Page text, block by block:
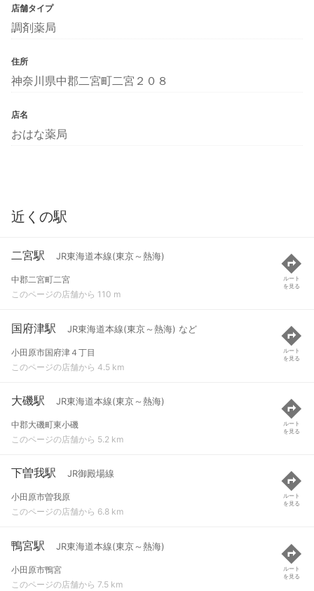
店舗タイプ
調剤薬局
住所
神奈川県中郡二宮町二宮２０８
店名
おはな薬局
近くの駅
二宮駅 JR東海道本線(東京～熱海)
中郡二宮町二宮
このページの店舗から 110 m
ルート
を見る
国府津駅 JR東海道本線(東京～熱海) など
小田原市国府津４丁目
このページの店舗から 4.5 km
ルート
を見る
大磯駅 JR東海道本線(東京～熱海)
中郡大磯町東小磯
このページの店舗から 5.2 km
ルート
を見る
下曽我駅 JR御殿場線
小田原市曽我原
このページの店舗から 6.8 km
ルート
を見る
鴨宮駅 JR東海道本線(東京～熱海)
小田原市鴨宮
このページの店舗から 7.5 km
ルート
を見る